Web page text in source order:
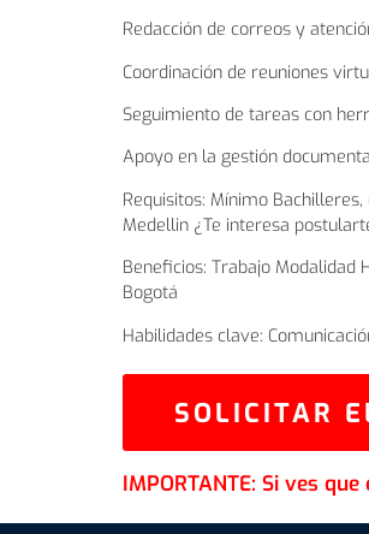
Redacción de correos y
Coordinación de reuniones
Seguimiento de tareas con
Apoyo en la gestión
Requisitos: Mínimo
Medellin ¿Te interesa
Beneficios: Trabajo Modalidad
Bogotá
Habilidades clave: